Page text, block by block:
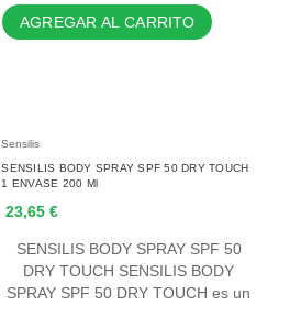
AGREGAR AL CARRITO
Sensilis
SENSILIS BODY SPRAY SPF 50 DRY TOUCH
1 ENVASE 200 Ml
23,65 €
SENSILIS BODY SPRAY SPF 50
DRY TOUCH SENSILIS BODY
SPRAY SPF 50 DRY TOUCH es un